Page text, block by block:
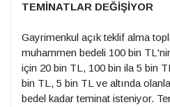
TEMİNATLAR DEĞİŞİYOR
Gayrimenkul açık teklif alma
muhammen bedeli 100 bin
için 20 bin TL, 100 bin ila 5 bin
bin TL, 5 bin TL ve altında
bedel kadar teminat isteniyor.